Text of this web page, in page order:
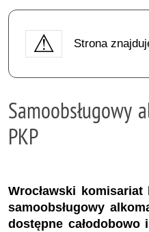
Strona
Samoobsługowy
PKP
Wrocławski
samoobsługowy
dostępne całodobowo